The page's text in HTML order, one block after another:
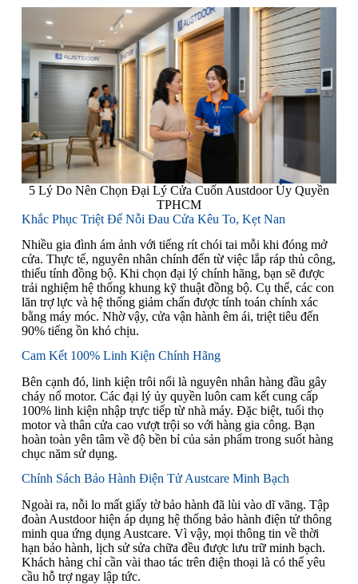
5 Lý Do Nên Chọn Đại Lý Cửa Cuốn Austdoor Ủy Quyền
TPHCM
Khắc Phục Triệt Để Nỗi Đau Cửa Kêu To, Kẹt Nan
Nhiều gia đình ám ảnh với tiếng rít chói tai mỗi khi đóng mở
cửa. Thực tế, nguyên nhân chính đến từ việc lắp ráp thủ công,
thiếu tính đồng bộ. Khi chọn đại lý chính hãng, bạn sẽ được
trải nghiệm hệ thống khung kỹ thuật đồng bộ. Cụ thể, các con
lăn trợ lực và hệ thống giảm chấn được tính toán chính xác
bằng máy móc. Nhờ vậy, cửa vận hành êm ái, triệt tiêu đến
90% tiếng ồn khó chịu.
Cam Kết 100% Linh Kiện Chính Hãng
Bên cạnh đó, linh kiện trôi nổi là nguyên nhân hàng đầu gây
cháy nổ motor. Các đại lý ủy quyền luôn cam kết cung cấp
100% linh kiện nhập trực tiếp từ nhà máy. Đặc biệt, tuổi thọ
motor và thân cửa cao vượt trội so với hàng gia công. Bạn
hoàn toàn yên tâm về độ bền bỉ của sản phẩm trong suốt hàng
chục năm sử dụng.
Chính Sách Bảo Hành Điện Tử Austcare Minh Bạch
Ngoài ra, nỗi lo mất giấy tờ bảo hành đã lùi vào dĩ vãng. Tập
đoàn Austdoor hiện áp dụng hệ thống bảo hành điện tử thông
minh qua ứng dụng Austcare. Vì vậy, mọi thông tin về thời
hạn bảo hành, lịch sử sửa chữa đều được lưu trữ minh bạch.
Khách hàng chỉ cần vài thao tác trên điện thoại là có thể yêu
cầu hỗ trợ ngay lập tức.